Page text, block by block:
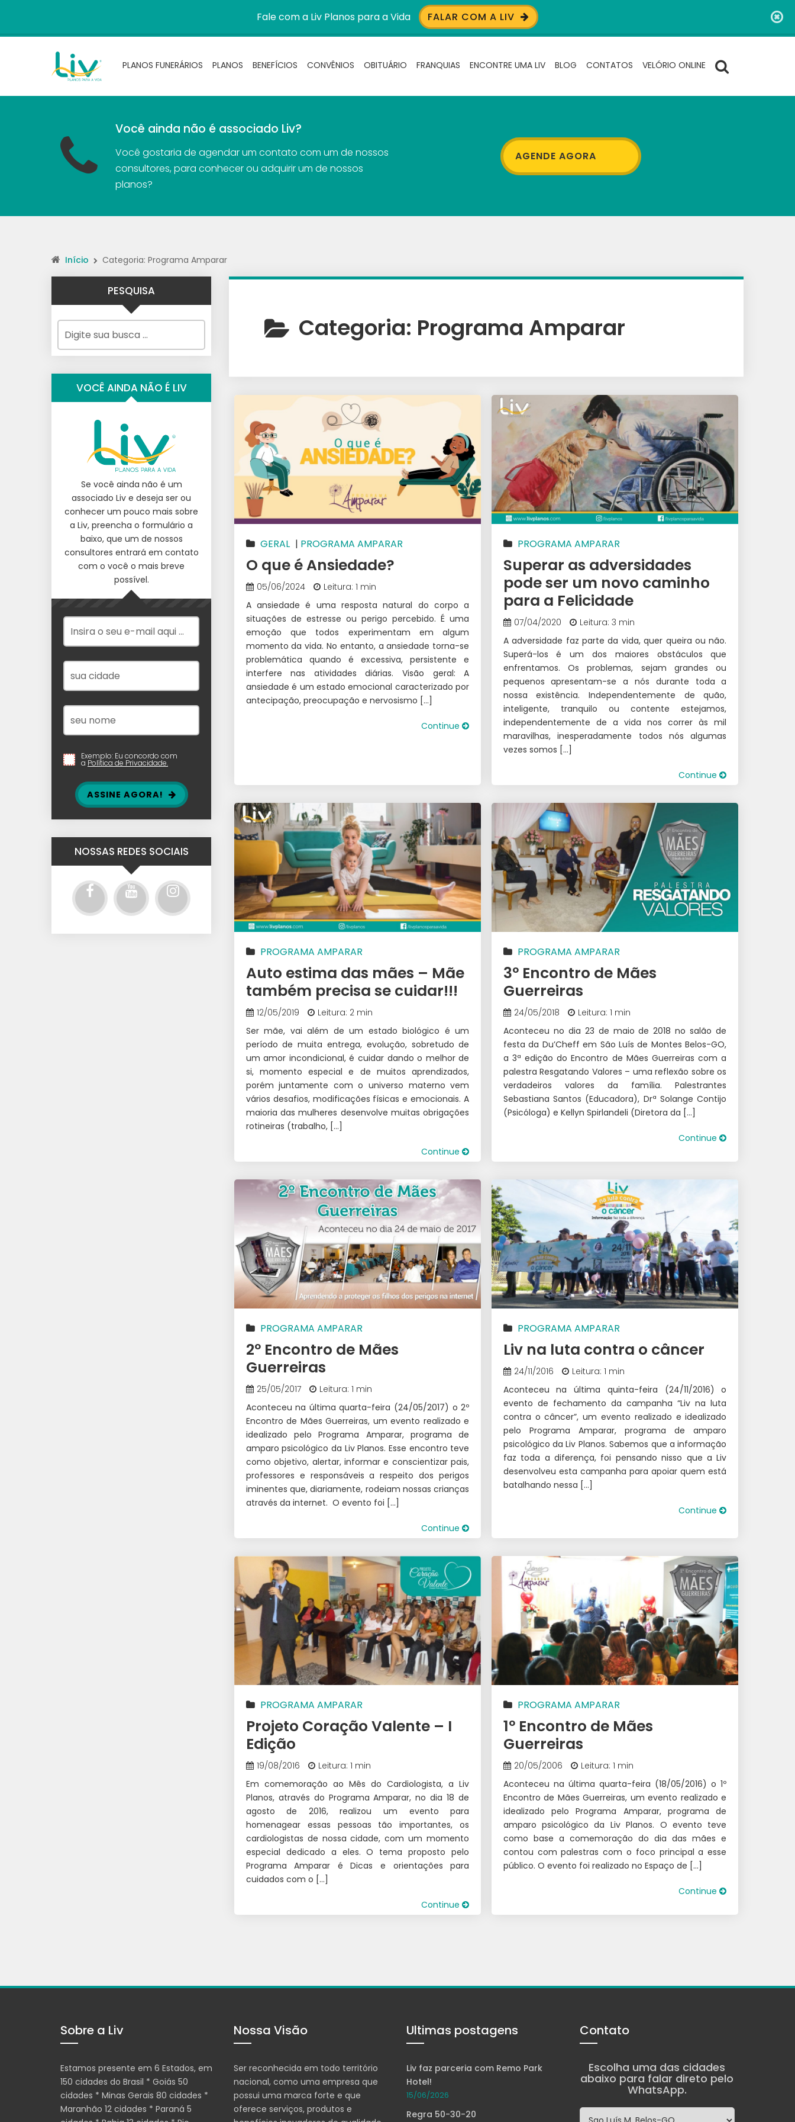
Fale com a Liv Planos para a Vida FALAR COM A LIV
PLANOS FUNERÁRIOS PLANOS BENEFÍCIOS CONVÊNIOS OBITUÁRIO FRANQUIAS ENCONTRE UMA LIV BLOG CONTATOS VELÓRIO ONLINE
Você ainda não é associado Liv?
Você gostaria de agendar um contato com um de nossos
consultores, para conhecer ou adquirir um de nossos
planos?
AGENDE AGORA
Início Categoria: Programa Amparar
Categoria: Programa Amparar
GERAL | PROGRAMA AMPARAR
O que é Ansiedade?
05/06/2024
Leitura: 1 min
A ansiedade é uma resposta natural do corpo a
situações de estresse ou perigo percebido. É uma
emoção que todos experimentam em algum
momento da vida. No entanto, a ansiedade torna-se
problemática quando é excessiva, persistente e
interfere nas atividades diárias. Visão geral: A
ansiedade é um estado emocional caracterizado por
antecipação, preocupação e nervosismo […]
Continue
PROGRAMA AMPARAR
Superar as adversidades
pode ser um novo caminho
para a Felicidade
07/04/2020
Leitura: 3 min
A adversidade faz parte da vida, quer queira ou não.
Superá-los é um dos maiores obstáculos que
enfrentamos. Os problemas, sejam grandes ou
pequenos apresentam-se a nós durante toda a
nossa existência. Independentemente de quão,
inteligente, tranquilo ou contente estejamos,
independentemente de a vida nos correr às mil
maravilhas, inesperadamente todos nós algumas
vezes somos […]
Continue
PROGRAMA AMPARAR
Auto estima das mães – Mãe
também precisa se cuidar!!!
12/05/2019
Leitura: 2 min
Ser mãe, vai além de um estado biológico é um
período de muita entrega, evolução, sobretudo de
um amor incondicional, é cuidar dando o melhor de
si, momento especial e de muitos aprendizados,
porém juntamente com o universo materno vem
vários desafios, modificações físicas e emocionais. A
maioria das mulheres desenvolve muitas obrigações
rotineiras (trabalho, […]
Continue
PROGRAMA AMPARAR
3º Encontro de Mães
Guerreiras
24/05/2018
Leitura: 1 min
Aconteceu no dia 23 de maio de 2018 no salão de
festa da Du’Cheff em São Luís de Montes Belos-GO,
a 3ª edição do Encontro de Mães Guerreiras com a
palestra Resgatando Valores – uma reflexão sobre os
verdadeiros valores da família. Palestrantes
Sebastiana Santos (Educadora), Drª Solange Contijo
(Psicóloga) e Kellyn Spirlandeli (Diretora da […]
Continue
PROGRAMA AMPARAR
2º Encontro de Mães
Guerreiras
25/05/2017
Leitura: 1 min
Aconteceu na última quarta-feira (24/05/2017) o 2º
Encontro de Mães Guerreiras, um evento realizado e
idealizado pelo Programa Amparar, programa de
amparo psicológico da Liv Planos. Esse encontro teve
como objetivo, alertar, informar e conscientizar pais,
professores e responsáveis a respeito dos perigos
iminentes que, diariamente, rodeiam nossas crianças
através da internet. O evento foi […]
Continue
PROGRAMA AMPARAR
Liv na luta contra o câncer
24/11/2016
Leitura: 1 min
Aconteceu na última quinta-feira (24/11/2016) o
evento de fechamento da campanha “Liv na luta
contra o câncer”, um evento realizado e idealizado
pelo Programa Amparar, programa de amparo
psicológico da Liv Planos. Sabemos que a informação
faz toda a diferença, foi pensando nisso que a Liv
desenvolveu esta campanha para apoiar quem está
batalhando nessa […]
Continue
PROGRAMA AMPARAR
Projeto Coração Valente – I
Edição
19/08/2016
Leitura: 1 min
Em comemoração ao Mês do Cardiologista, a Liv
Planos, através do Programa Amparar, no dia 18 de
agosto de 2016, realizou um evento para
homenagear essas pessoas tão importantes, os
cardiologistas de nossa cidade, com um momento
especial dedicado a eles. O tema proposto pelo
Programa Amparar é Dicas e orientações para
cuidados com o […]
Continue
PROGRAMA AMPARAR
1º Encontro de Mães
Guerreiras
20/05/2006
Leitura: 1 min
Aconteceu na última quarta-feira (18/05/2016) o 1º
Encontro de Mães Guerreiras, um evento realizado e
idealizado pelo Programa Amparar, programa de
amparo psicológico da Liv Planos. O evento teve
como base a comemoração do dia das mães e
contou com palestras com o foco principal a esse
público. O evento foi realizado no Espaço de […]
Continue
PESQUISA
VOCÊ AINDA NÃO É LIV
Se você ainda não é um
associado Liv e deseja ser ou
conhecer um pouco mais sobre
a Liv, preencha o formulário a
baixo, que um de nossos
consultores entrará em contato
com o você o mais breve
possível.
Exemplo: Eu concordo com
a Política de Privacidade.
ASSINE AGORA!
NOSSAS REDES SOCIAIS
Sobre a Liv
Estamos presente em 6 Estados, em
150 cidades do Brasil * Goiás 50
cidades * Minas Gerais 80 cidades *
Maranhão 12 cidades * Paraná 5
Nossa Visão
Ser reconhecida em todo território
nacional, como uma empresa que
possui uma marca forte e que
oferece serviços, produtos e
Ultimas postagens
Liv faz parceria com Remo Park
Hotel!
15/06/2026
Regra 50-30-20
Contato
Escolha uma das cidades
abaixo para falar direto pelo
WhatsApp.